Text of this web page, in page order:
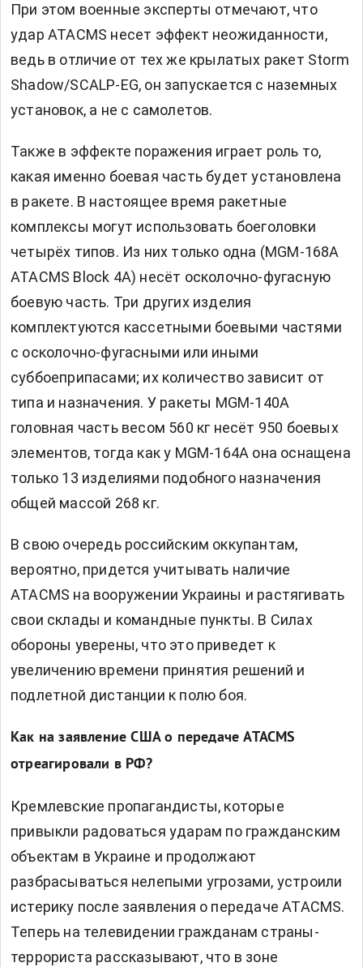
При этом военные эксперты отмечают, что
удар ATACMS несет эффект неожиданности,
ведь в отличие от тех же крылатых ракет Storm
Shadow/SCALP-EG, он запускается с наземных
установок, а не с самолетов.
Также в эффекте поражения играет роль то,
какая именно боевая часть будет установлена
в ракете. В настоящее время ракетные
комплексы могут использовать боеголовки
четырёх типов. Из них только одна (MGM-168A
ATACMS Block 4A) несёт осколочно-фугасную
боевую часть. Три других изделия
комплектуются кассетными боевыми частями
с осколочно-фугасными или иными
суббоеприпасами; их количество зависит от
типа и назначения. У ракеты MGM-140A
головная часть весом 560 кг несёт 950 боевых
элементов, тогда как у MGM-164A она оснащена
только 13 изделиями подобного назначения
общей массой 268 кг.
В свою очередь российским оккупантам,
вероятно, придется учитывать наличие
ATACMS на вооружении Украины и растягивать
свои склады и командные пункты. В Силах
обороны уверены, что это приведет к
увеличению времени принятия решений и
подлетной дистанции к полю боя.
Как на заявление США о передаче ATACMS
отреагировали в РФ?
Кремлевские пропагандисты, которые
привыкли радоваться ударам по гражданским
объектам в Украине и продолжают
разбрасываться нелепыми угрозами, устроили
истерику после заявления о передаче ATACMS.
Теперь на телевидении гражданам страны-
террориста рассказывают, что в зоне